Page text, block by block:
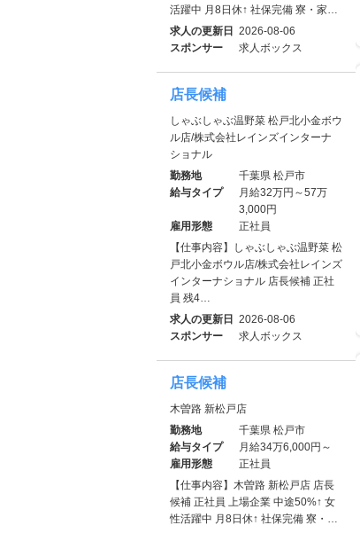
活躍中 月8日休↑ 社保完備 寮・家…
求人の更新日 2026-08-06
スポンサー
求人ボックス
店長候補
しゃぶしゃぶ温野菜 松戸北小金ボウ
ル店/株式会社レインズインターナ
ショナル
勤務地
千葉県 松戸市
給与タイプ
月給32万円～57万
3,000円
雇用形態
正社員
【仕事内容】しゃぶしゃぶ温野菜 松
戸北小金ボウル店/株式会社レインズ
インターナショナル 店長候補 正社
員 残4…
求人の更新日 2026-08-06
スポンサー
求人ボックス
店長候補
木曽路 新松戸店
勤務地
千葉県 松戸市
給与タイプ
月給34万6,000円～
雇用形態
正社員
【仕事内容】木曽路 新松戸店 店長
候補 正社員 上場企業 中途50%↑ 女
性活躍中 月8日休↑ 社保完備 寮・…